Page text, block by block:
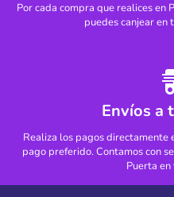
Por cada compra que realices en
puedes canjear en
Envíos a
Realiza los pagos directamente
pago preferido. Contamos con
Puerta